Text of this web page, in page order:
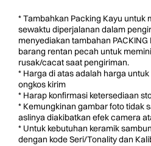
* Tambahkan Packing Kayu untuk
sewaktu diperjalanan dalam
menyediakan tambahan
barang rentan pecah untuk
rusak/cacat saat pengiriman.
* Harga di atas adalah harga
ongkos kirim
* Harap konfirmasi ketersediaan
* Kemungkinan gambar foto tidak
aslinya diakibatkan efek camera
* Untuk kebutuhan keramik
dengan kode Seri/Tonality dan